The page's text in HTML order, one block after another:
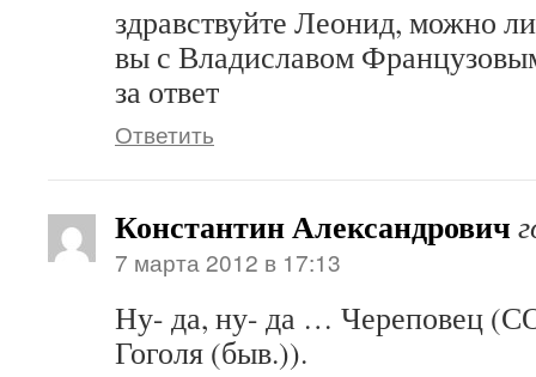
здравствуйте Леонид, можно
вы с Владиславом
за ответ
Ответить
Константин Александрович
7 марта 2012 в 17:13
Ну- да, ну- да … Череповец
Гоголя (быв.)).